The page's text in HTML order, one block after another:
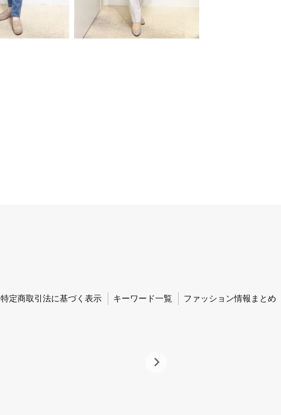
特定商取引法に基づく表示 キーワード一覧 ファッション情報まとめ